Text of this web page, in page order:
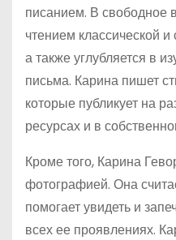
писанием. В свободное
чтением классической
а также углубляется в
письма. Карина пишет
которые публикует на
ресурсах и в
Кроме того, Карина
фотографией. Она
помогает увидеть и
всех ее проявлениях.